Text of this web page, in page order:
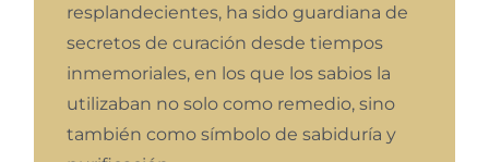
resplandecientes, ha sido guardiana de
secretos de curación desde tiempos
inmemoriales, en los que los sabios la
utilizaban no solo como remedio, sino
también como símbolo de sabiduría y